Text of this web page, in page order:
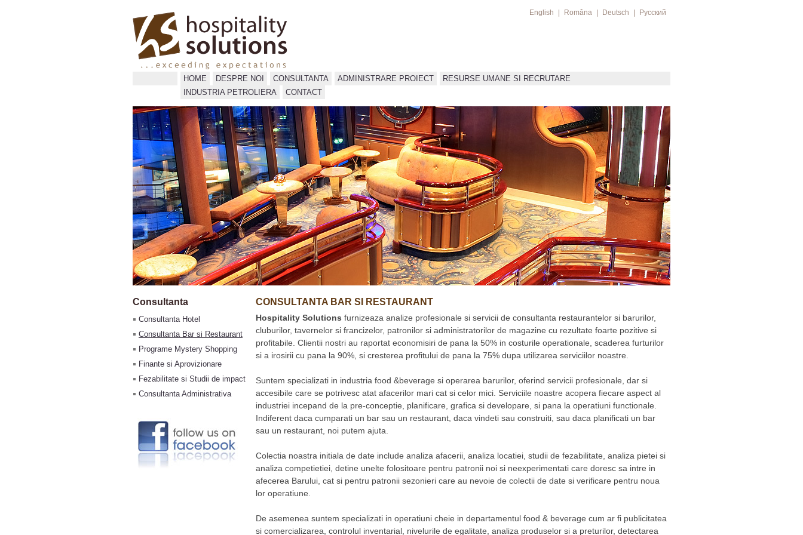
English Româna Deutsch Русский
HOME DESPRE NOI CONSULTANTA ADMINISTRARE PROIECT
RESURSE UMANE SI RECRUTARE
INDUSTRIA PETROLIERA
CONTACT
Consultanta
Consultanta Hotel
Consultanta Bar si Restaurant
Programe Mystery Shopping
Finante si Aprovizionare
Fezabilitate si Studii de impact
Consultanta Administrativa
CONSULTANTA BAR SI RESTAURANT
Hospitality Solutions furnizeaza analize profesionale si servicii de consultanta restaurantelor si barurilor,
cluburilor, tavernelor si francizelor, patronilor si administratorilor de magazine cu rezultate foarte pozitive si
profitabile. Clientii nostri au raportat economisiri de pana la 50% in costurile operationale, scaderea furturilor
si a irosirii cu pana la 90%, si cresterea profitului de pana la 75% dupa utilizarea serviciilor noastre.
Suntem specializati in industria food &beverage si operarea barurilor, oferind servicii profesionale, dar si
accesibile care se potrivesc atat afacerilor mari cat si celor mici. Serviciile noastre acopera fiecare aspect al
industriei incepand de la pre-conceptie, planificare, grafica si developare, si pana la operatiuni functionale.
Indiferent daca cumparati un bar sau un restaurant, daca vindeti sau construiti, sau daca planificati un bar
sau un restaurant, noi putem ajuta.
Colectia noastra initiala de date include analiza afacerii, analiza locatiei, studii de fezabilitate, analiza pietei si
analiza competietiei, detine unelte folositoare pentru patronii noi si neexperimentati care doresc sa intre in
afecerea Barului, cat si pentru patronii sezonieri care au nevoie de colectii de date si verificare pentru noua
lor operatiune.
De asemenea suntem specializati in operatiuni cheie in departamentul food & beverage cum ar fi publicitatea
si comercializarea, controlul inventarial, nivelurile de egalitate, analiza produselor si a preturilor, detectarea